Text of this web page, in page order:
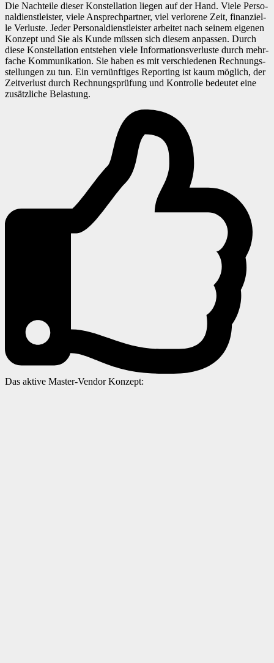
Die Nach­tei­le die­ser Kon­stel­la­ti­on lie­gen auf der Hand. Viele Per­so­
nal­dienst­leis­ter, viele An­sprech­part­ner, viel ver­lo­re­ne Zeit, fi­nan­zi­el­
le Ver­lus­te. Jeder Per­so­nal­dienst­leis­ter ar­bei­tet nach sei­nem ei­ge­nen
Kon­zept und Sie als Kunde müs­sen sich die­sem an­pas­sen. Durch
diese Kon­stel­la­ti­on ent­ste­hen viele In­for­ma­ti­ons­ver­lus­te durch mehr­
fa­che Kom­mu­ni­ka­ti­on. Sie haben es mit ver­schie­de­nen Rech­nungs­
stel­lun­gen zu tun. Ein ver­nünf­ti­ges Re­por­ting ist kaum mög­lich, der
Zeit­ver­lust durch Rech­nungs­prü­fung und Kon­trol­le be­deu­tet eine
zu­sätz­li­che Be­las­tung.
Das aktive Master-Vendor Konzept: